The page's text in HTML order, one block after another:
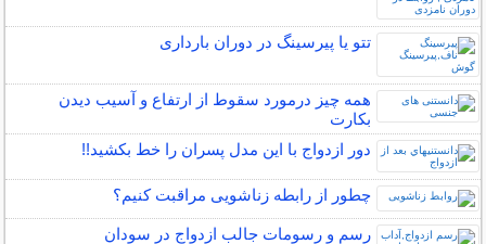
تتو یا پیرسینگ در دوران بارداری
همه چیز درمورد سقوط از ارتفاع و آسیب دیدن
بکارت
دور ازدواج با این مدل پسران را خط بکشید!!
چطور از رابطه زناشویی مراقبت کنیم؟
رسم و رسومات جالب ازدواج در سودان